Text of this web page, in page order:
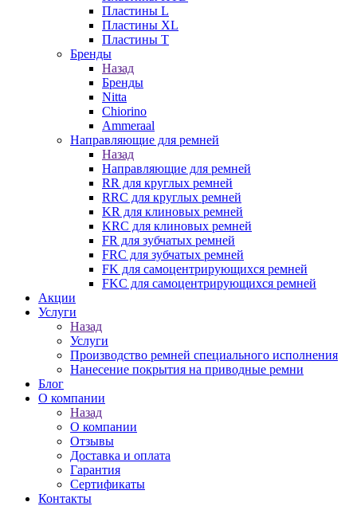
Пластины L
Пластины XL
Пластины T
Бренды
Назад
Бренды
Nitta
Chiorino
Ammeraal
Направляющие для ремней
Назад
Направляющие для ремней
RR для круглых ремней
RRC для круглых ремней
KR для клиновых ремней
KRC для клиновых ремней
FR для зубчатых ремней
FRC для зубчатых ремней
FK для самоцентрирующихся ремней
FKC для самоцентрирующихся ремней
Акции
Услуги
Назад
Услуги
Производство ремней специального исполнения
Нанесение покрытия на приводные ремни
Блог
О компании
Назад
О компании
Отзывы
Доставка и оплата
Гарантия
Сертификаты
Контакты